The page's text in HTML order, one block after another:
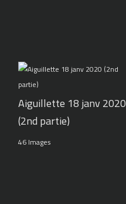
Aiguillette 18 janv 2020
(2nd partie)
46 Images